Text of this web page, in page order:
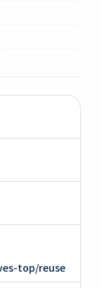
top/reuse